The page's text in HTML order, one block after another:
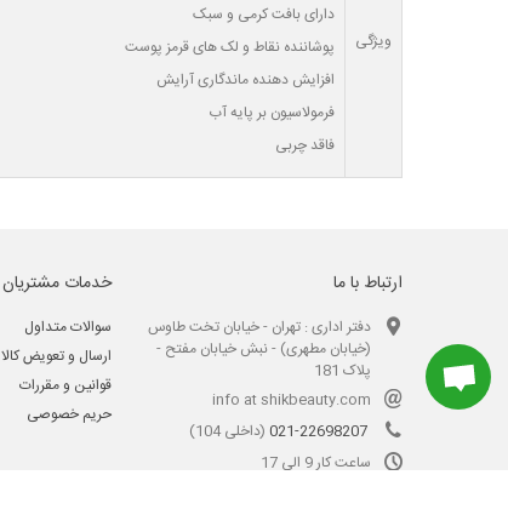
ویژگی
دارای بافت کرمی و سبک
پوشاننده نقاط و لک های قرمز پوست
افزایش دهنده ماندگاری آرایش
فرمولاسیون بر پایه آب
فاقد چربی
ارتباط با ما
دفتر اداری : تهران - خیابان تخت طاوس
(خیابان مطهری) - نبش خیابان مفتح -
پلاک 181
info at shikbeauty.com
021-22698207 (داخلی 104)
ساعت کار 9 الی 17
خدمات مشتریان
سوالات متداول
ارسال و تعویض کالا
قوانین و مقررات
حریم خصوصی